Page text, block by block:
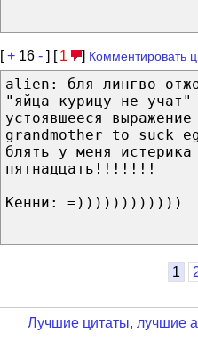
[+ 16 - ] [ 1 ] Комментировать
alien: бля лингво
"яйца курицу не учат"
устоявшееся
grandmother to suck
блять у меня истерика
пятнадцать!!!!!!!
Кенни: =))))))))))))
1
Лучшие цитаты, лучшие